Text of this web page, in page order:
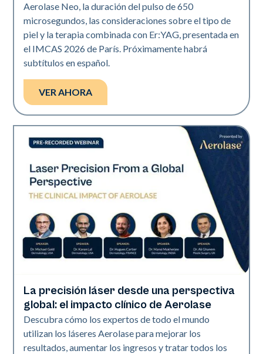
Aerolase Neo, la duración del pulso de 650
microsegundos, las consideraciones sobre el tipo de
piel y la terapia combinada con Er:YAG, presentada en
el IMCAS 2026 de París. Próximamente habrá
subtítulos en español.
VER AHORA
Era Elite | Neo Elite | Presentaciones
La precisión láser desde una perspectiva
global: el impacto clínico de Aerolase
Descubra cómo los expertos de todo el mundo
utilizan los láseres Aerolase para mejorar los
resultados, aumentar los ingresos y tratar todos los